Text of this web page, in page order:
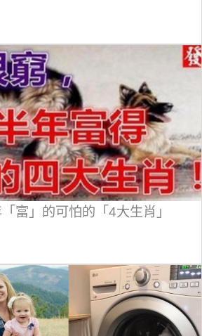
富」的可怕的「4大生肖」